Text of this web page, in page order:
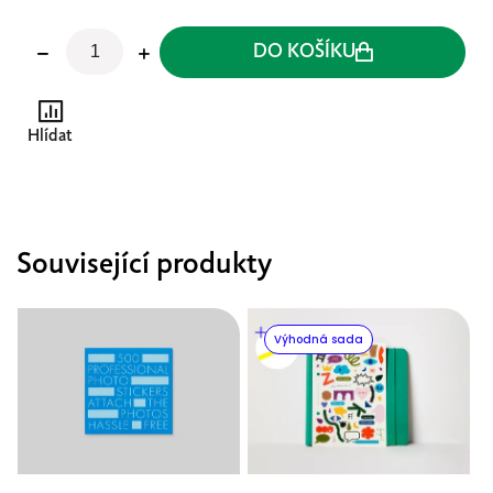
DO KOŠÍKU
Hlídat
Související produkty
Výhodná sada